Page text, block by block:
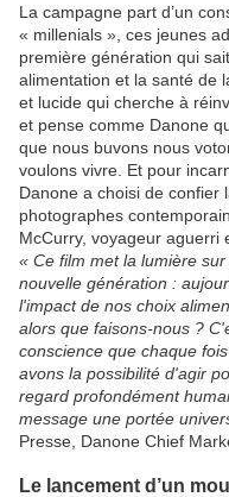
La campagne part d’un
« millenials », ces jeunes
première génération qui
alimentation et la santé de
et lucide qui cherche à
et pense comme Danone
que nous buvons nous
voulons vivre. Et pour
Danone a choisi de confier
photographes
McCurry, voyageur aguerri
« Ce film met la lumière
nouvelle génération :
l'impact de nos choix
alors que faisons-nous ?
conscience que chaque
avons la possibilité d'agir
regard profondément
message une portée
Presse, Danone Chief
Le lancement d’un